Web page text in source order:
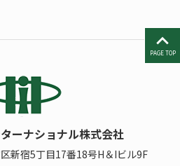
PAGE TOP
ーナショナル株式会社
新宿5丁目17番18号H＆Iビル9F